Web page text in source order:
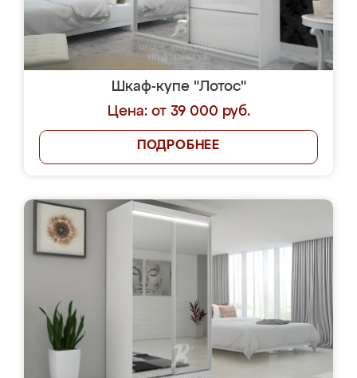
Шкаф-купе "Лотос"
Цена: от 39 000 руб.
ПОДРОБНЕЕ